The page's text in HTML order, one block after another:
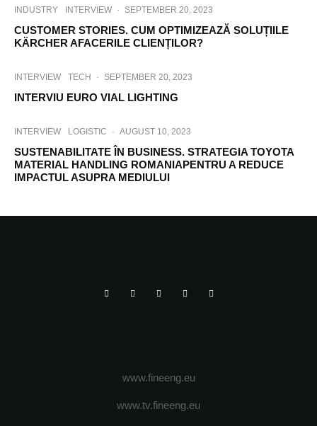
INDUSTRY INTERVIEW · SEPTEMBER 20, 2023
CUSTOMER STORIES. CUM OPTIMIZEAZĂ SOLUȚIILE
KÄRCHER AFACERILE CLIENȚILOR?
INTERVIEW TECH · SEPTEMBER 20, 2023
INTERVIU EURO VIAL LIGHTING
INTERVIEW LOGISTIC · AUGUST 10, 2023
SUSTENABILITATE ÎN BUSINESS. STRATEGIA TOYOTA
MATERIAL HANDLING ROMANIAPENTRU A REDUCE
IMPACTUL ASUPRA MEDIULUI
www.fineeng.eu
www.tv.fineeng.eu